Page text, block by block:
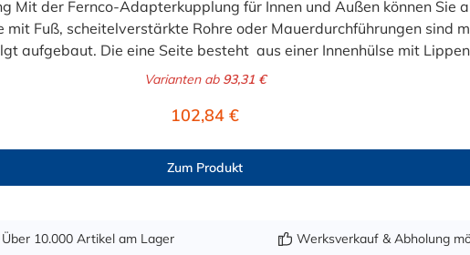
Mit der Fernco-Adapterkupplung für Innen und Außen können Sie
Fuß, scheitelverstärkte Rohre oder Mauerdurchführungen sind
aufgebaut. Die eine Seite besteht aus einer Innenhülse mit
oder Bohrloch gesteckt. Auf der anderen Seite wird ein Spitzende
der Flexseal Adapterkupplung: Anschluss direkt mit KG-
von Minuten Scherlastsicher Keine Reinigung der
Varianten ab93,31 €
Regulärer Preis:
102,84 €
Zum Produkt
Über 10.000 Artikel am Lager Werksverkauf & Abholung